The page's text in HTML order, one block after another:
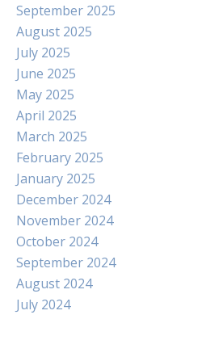
September 2025
August 2025
July 2025
June 2025
May 2025
April 2025
March 2025
February 2025
January 2025
December 2024
November 2024
October 2024
September 2024
August 2024
July 2024